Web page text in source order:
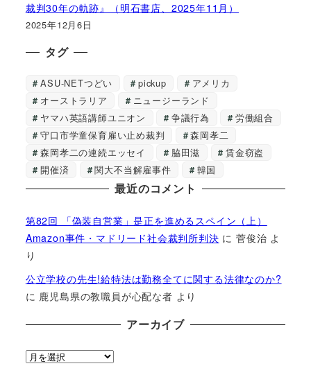
裁判30年の軌跡』（明石書店、2025年11月）
2025年12月6日
タグ
ASU-NETつどい pickup
アメリカ
オーストラリア
ニュージーランド
ヤマハ英語講師ユニオン
争議行為
労働組合
守口市学童保育雇い止め裁判
森岡孝二
森岡孝二の連続エッセイ
脇田滋
賃金窃盗
開催済
関大不当解雇事件 韓国
最近のコメント
第82回 「偽装自営業」是正を進めるスペイン（上）
Amazon事件・マドリード社会裁判所判決 に菅俊治 よ
り
公立学校の先生!給特法は勤務全てに関する法律なのか?
に 鹿児島県の教職員が心配な者 より
アーカイブ
ア